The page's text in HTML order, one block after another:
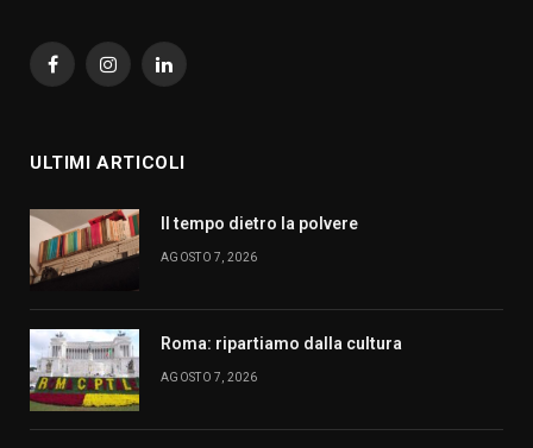
FacebookInstagramLinkedIn
ULTIMI ARTICOLI
Il tempo dietro la polvere
AGOSTO 7, 2026
Roma: ripartiamo dalla cultura
AGOSTO 7, 2026